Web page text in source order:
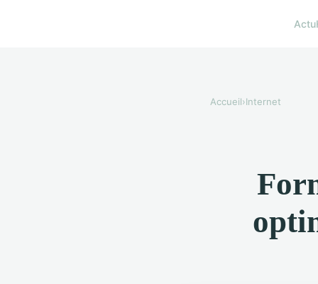
Actu
Accueil›Internet